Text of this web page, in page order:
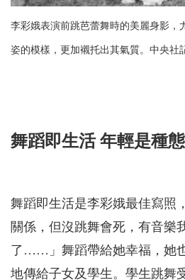
李彩娥表演前跳芭蕾舞時的美麗身影，
姿的模樣，更加襯托出其氣質。中央社
舞蹈即生活 年輕是種
舞蹈即生活是李彩娥最佳寫照
關係，但沒跳舞會死，有音樂
了……」舞蹈帶給她幸福，她
地傳給子女及學生。學生跳舞